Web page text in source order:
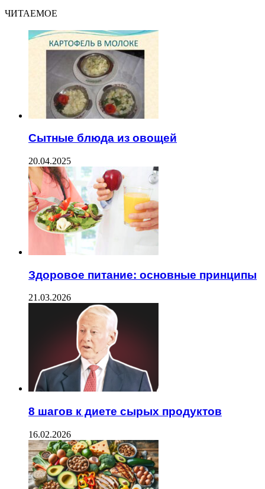
ЧИТАЕМОЕ
Сытные блюда из овощей
20.04.2025
Здоровое питание: основные принципы
21.03.2026
8 шагов к диете сырых продуктов
16.02.2026